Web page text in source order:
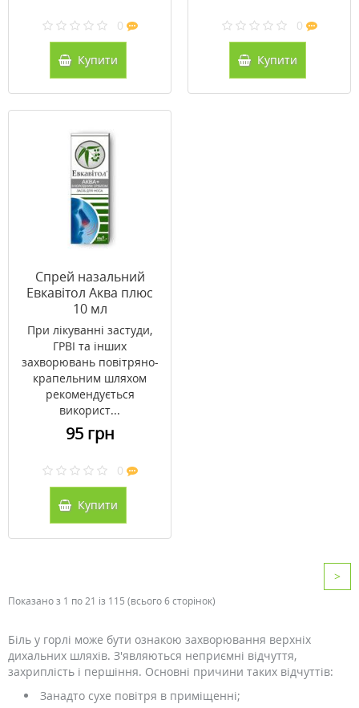
0
Купити
0
Купити
Спрей назальний
Евкавітол Аква плюс
10 мл
При лікуванні застуди,
ГРВІ та інших
захворювань повітряно-
крапельним шляхом
рекомендується
використ...
95 грн
0
Купити
>
Показано з 1 по 21 із 115 (всього 6 сторінок)
Біль у горлі може бути ознакою захворювання верхніх
дихальних шляхів. З'являються неприємні відчуття,
захриплість і першіння. Основні причини таких відчуттів:
Занадто сухе повітря в приміщенні;